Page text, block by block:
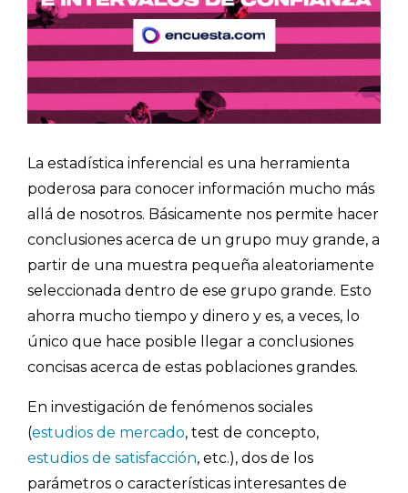
La estadística inferencial es una herramienta
poderosa para conocer información mucho más
allá de nosotros. Básicamente nos permite hacer
conclusiones acerca de un grupo muy grande, a
partir de una muestra pequeña aleatoriamente
seleccionada dentro de ese grupo grande. Esto
ahorra mucho tiempo y dinero y es, a veces, lo
único que hace posible llegar a conclusiones
concisas acerca de estas poblaciones grandes.
En investigación de fenómenos sociales
(estudios de mercado, test de concepto,
estudios de satisfacción, etc.), dos de los
parámetros o características interesantes de